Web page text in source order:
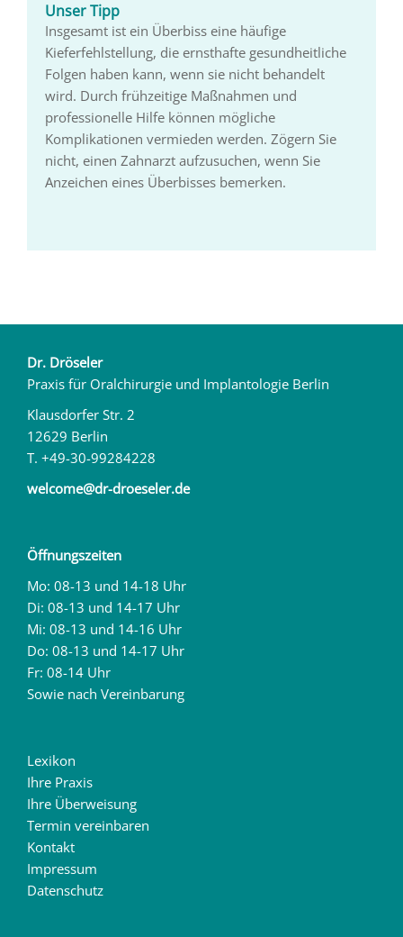
Unser Tipp
Insgesamt ist ein Überbiss eine häufige
Kieferfehlstellung, die ernsthafte gesundheitliche
Folgen haben kann, wenn sie nicht behandelt
wird. Durch frühzeitige Maßnahmen und
professionelle Hilfe können mögliche
Komplikationen vermieden werden. Zögern Sie
nicht, einen Zahnarzt aufzusuchen, wenn Sie
Anzeichen eines Überbisses bemerken.
Dr. Dröseler
Praxis für Oralchirurgie und Implantologie Berlin
Klausdorfer Str. 2
12629 Berlin
T. +49-30-99284228
welcome@dr-droeseler.de
Öffnungszeiten
Mo: 08-13 und 14-18 Uhr
Di: 08-13 und 14-17 Uhr
Mi: 08-13 und 14-16 Uhr
Do: 08-13 und 14-17 Uhr
Fr: 08-14 Uhr
Sowie nach Vereinbarung
Lexikon
Ihre Praxis
Ihre Überweisung
Termin vereinbaren
Kontakt
Impressum
Datenschutz